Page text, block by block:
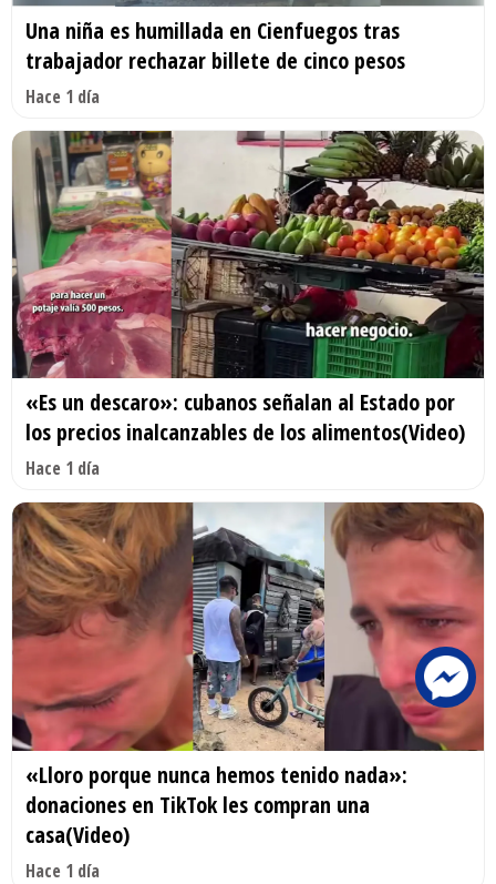
Una niña es humillada en Cienfuegos tras
trabajador rechazar billete de cinco pesos
Hace 1 día
«Es un descaro»: cubanos señalan al Estado por
los precios inalcanzables de los alimentos(Video)
Hace 1 día
«Lloro porque nunca hemos tenido nada»:
donaciones en TikTok les compran una
casa(Video)
Hace 1 día